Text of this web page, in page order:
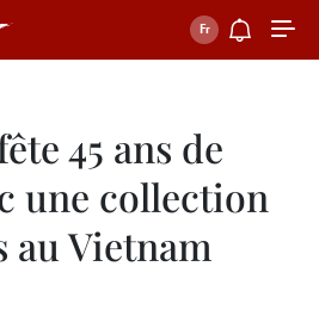
45 ans de
une collection
au Vietnam